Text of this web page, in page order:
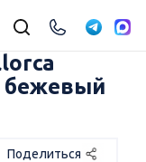
бежевый
Поделиться